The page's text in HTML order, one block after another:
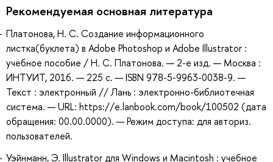
Рекомендуемая основная литература
Платонова, Н. С. Создание информационного
листка(буклета) в Adobe Photoshop и Adobe Illustrator :
учебное пособие / Н. С. Платонова. — 2-е изд. — Москва :
ИНТУИТ, 2016. — 225 с. — ISBN 978-5-9963-0038-9. —
Текст : электронный // Лань : электронно-библиотечная
система. — URL: https://e.lanbook.com/book/100502 (дата
обращения: 00.00.0000). — Режим доступа: для авториз.
пользователей.
Уэйнманн, Э. Illustrator для Windows и Macintosh : учебное